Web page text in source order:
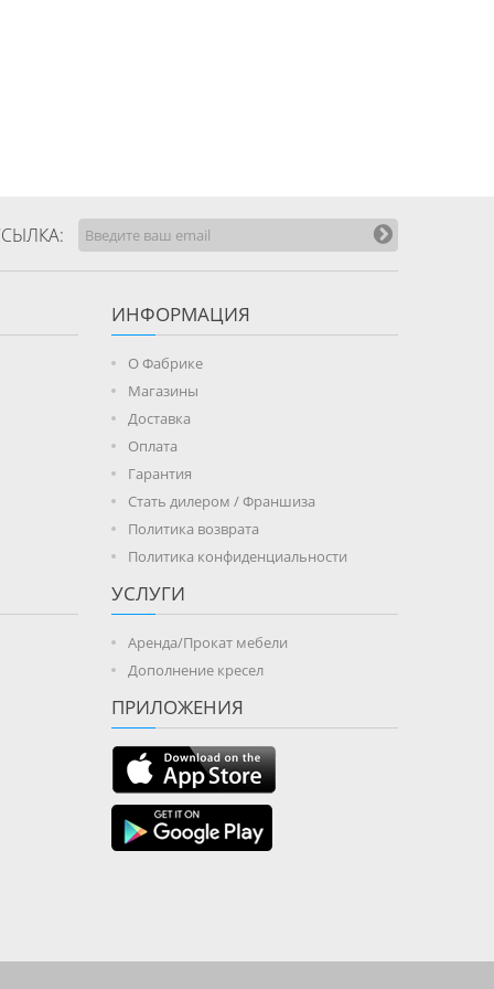
ИНФОРМАЦИЯ
О Фабрике
Магазины
Доставка
Оплата
Гарантия
Стать дилером / Франшиза
Политика возврата
Политика конфиденциальности
УСЛУГИ
Аренда/Прокат мебели
Дополнение кресел
ПРИЛОЖЕНИЯ